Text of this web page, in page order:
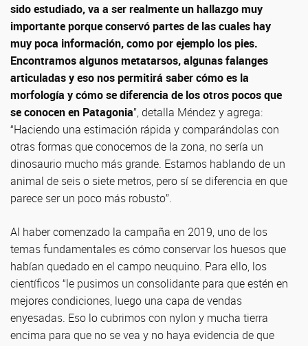
sido estudiado, va a ser realmente un hallazgo muy
importante porque conservó partes de las cuales hay
muy poca información, como por ejemplo los pies.
Encontramos algunos metatarsos, algunas falanges
articuladas y eso nos permitirá saber cómo es la
morfología y cómo se diferencia de los otros pocos que
se conocen en Patagonia”, detalla Méndez y agrega:
“Haciendo una estimación rápida y comparándolas con
otras formas que conocemos de la zona, no sería un
dinosaurio mucho más grande. Estamos hablando de un
animal de seis o siete metros, pero sí se diferencia en que
parece ser un poco más robusto”.
Al haber comenzado la campaña en 2019, uno de los
temas fundamentales es cómo conservar los huesos que
habían quedado en el campo neuquino. Para ello, los
científicos “le pusimos un consolidante para que estén en
mejores condiciones, luego una capa de vendas
enyesadas. Eso lo cubrimos con nylon y mucha tierra
encima para que no se vea y no haya evidencia de que